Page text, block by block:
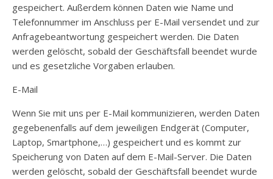
gespeichert. Außerdem können Daten wie Name und
Telefonnummer im Anschluss per E-Mail versendet und zur
Anfragebeantwortung gespeichert werden. Die Daten
werden gelöscht, sobald der Geschäftsfall beendet wurde
und es gesetzliche Vorgaben erlauben.
E-Mail
Wenn Sie mit uns per E-Mail kommunizieren, werden Daten
gegebenenfalls auf dem jeweiligen Endgerät (Computer,
Laptop, Smartphone,…) gespeichert und es kommt zur
Speicherung von Daten auf dem E-Mail-Server. Die Daten
werden gelöscht, sobald der Geschäftsfall beendet wurde